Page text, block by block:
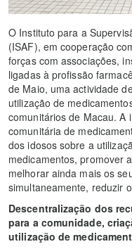
O Instituto para a
(ISAF), em cooperação
forças com associações,
ligadas à profissão
de Maio, uma actividade
utilização de
comunitários de Macau. A
comunitária de
dos idosos sobre a
medicamentos, promover
melhorar ainda mais os
simultaneamente, reduzir
Descentralização dos
para a comunidade,
utilização de